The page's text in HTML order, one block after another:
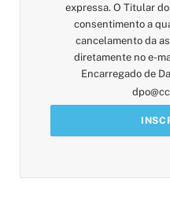
expressa. O Titular
consentimento a
cancelamento da
diretamente no e-
Encarregado de